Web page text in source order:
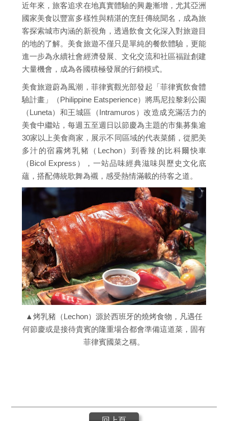
近年來，旅客追求在地真實體驗的興趣漸增，尤其亞洲
國家美食以豐富多樣性與精湛的烹飪傳統聞名，成為旅
客探索城市內涵的新視角，透過飲食文化深入對旅遊目
的地的了解。美食旅遊不僅只是單純的餐飲體驗，更能
進一步為永續社會經濟發展、文化交流和社區福趾創建
大量機會，成為各國積極發展的行銷模式。
美食旅遊蔚為風潮，菲律賓觀光部發起「菲律賓飲食體
驗計畫」（Philippine Eatsperience）將馬尼拉黎剎公園
（Luneta）和王城區（Intramuros）改造成充滿活力的
美食中繼站，每週五至週日以節慶為主題的市集募集逾
30家以上美食商家，展示不同區域的代表菜餚，從肥美
多汁的宿霧烤乳豬（Lechon）到香辣的比科爾快車
（Bicol Express），一站品味經典滋味與歷史文化底
蘊，搭配傳統歌舞為襯，感受熱情滿載的待客之道。
▲烤乳豬（Lechon）源於西班牙的燒烤食物，凡遇任
何節慶或是接待貴賓的隆重場合都會準備這道菜，固有
菲律賓國菜之稱。